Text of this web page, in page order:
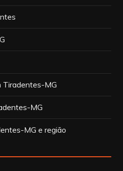
Tiradentes-MG
MG
MG e região